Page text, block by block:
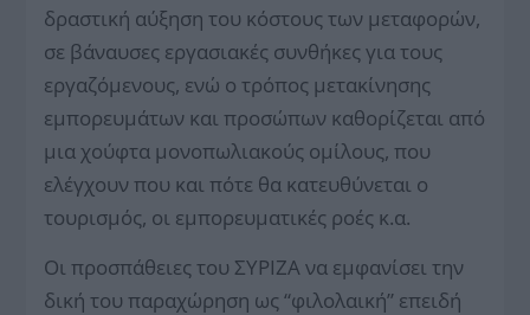
δραστική αύξηση του κόστους των μεταφορών,
σε βάναυσες εργασιακές συνθήκες για τους
εργαζόμενους, ενώ ο τρόπος μετακίνησης
εμπορευμάτων και προσώπων καθορίζεται από
μια χούφτα μονοπωλιακούς ομίλους, που
ελέγχουν που και πότε θα κατευθύνεται ο
τουρισμός, οι εμπορευματικές ροές κ.α.
Οι προσπάθειες του ΣΥΡΙΖΑ να εμφανίσει την
δική του παραχώρηση ως “φιλολαική” επειδή